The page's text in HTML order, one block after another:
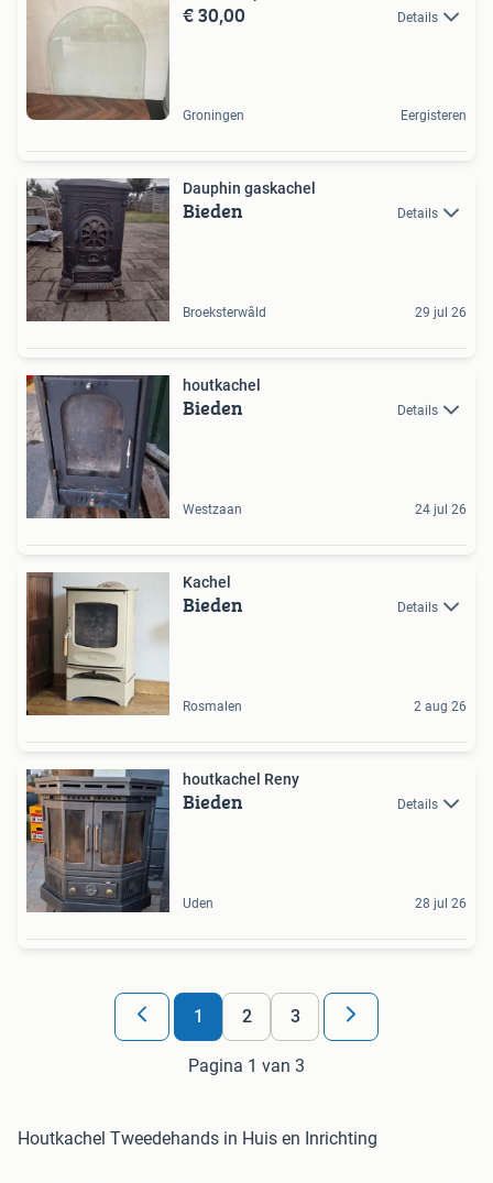
€ 30,00 Details
Groningen Eergisteren
Dauphin gaskachel
Bieden Details
Broeksterwâld 29 jul 26
houtkachel
Bieden Details
Westzaan 24 jul 26
Kachel
Bieden Details
Rosmalen 2 aug 26
houtkachel Reny
Bieden Details
Uden 28 jul 26
1 2 3
Pagina 1 van 3
Houtkachel Tweedehands in Huis en Inrichting